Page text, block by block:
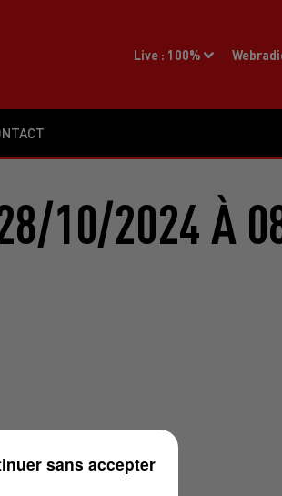
Live : 100%
28/10/2024 À
sans accepter